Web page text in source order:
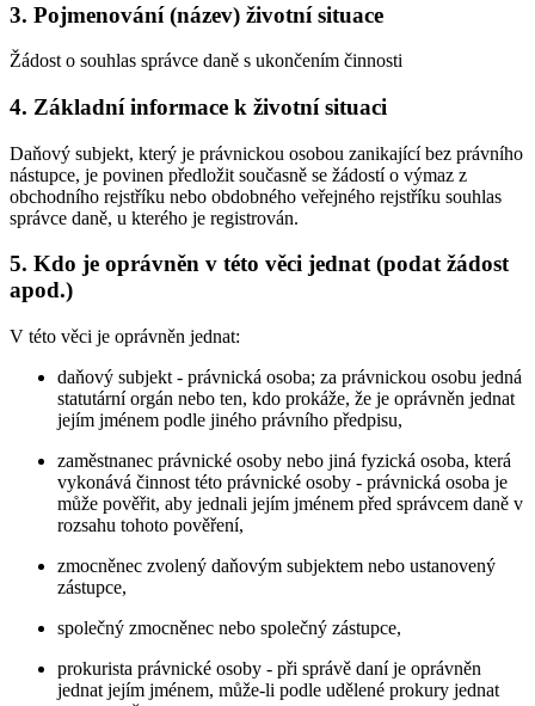
3. Pojmenování (název) životní situace
Žádost o souhlas správce daně s ukončením činnosti
4. Základní informace k životní situaci
Daňový subjekt, který je právnickou osobou zanikající bez právního
nástupce, je povinen předložit současně se žádostí o výmaz z
obchodního rejstříku nebo obdobného veřejného rejstříku souhlas
správce daně, u kterého je registrován.
5. Kdo je oprávněn v této věci jednat (podat žádost
apod.)
V této věci je oprávněn jednat:
daňový subjekt - právnická osoba; za právnickou osobu jedná
statutární orgán nebo ten, kdo prokáže, že je oprávněn jednat
jejím jménem podle jiného právního předpisu,
zaměstnanec právnické osoby nebo jiná fyzická osoba, která
vykonává činnost této právnické osoby - právnická osoba je
může pověřit, aby jednali jejím jménem před správcem daně v
rozsahu tohoto pověření,
zmocněnec zvolený daňovým subjektem nebo ustanovený
zástupce,
společný zmocněnec nebo společný zástupce,
prokurista právnické osoby - při správě daní je oprávněn
jednat jejím jménem, může-li podle udělené prokury jednat